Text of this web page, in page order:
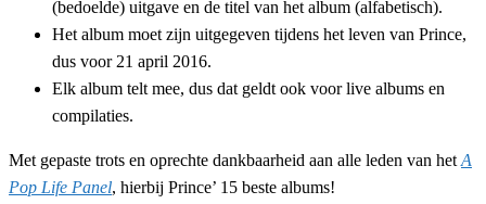
(bedoelde) uitgave en de titel van het album (alfabetisch).
Het album moet zijn uitgegeven tijdens het leven van Prince,
dus voor 21 april 2016.
Elk album telt mee, dus dat geldt ook voor live albums en
compilaties.
Met gepaste trots en oprechte dankbaarheid aan alle leden van het A
Pop Life Panel, hierbij Prince’ 15 beste albums!